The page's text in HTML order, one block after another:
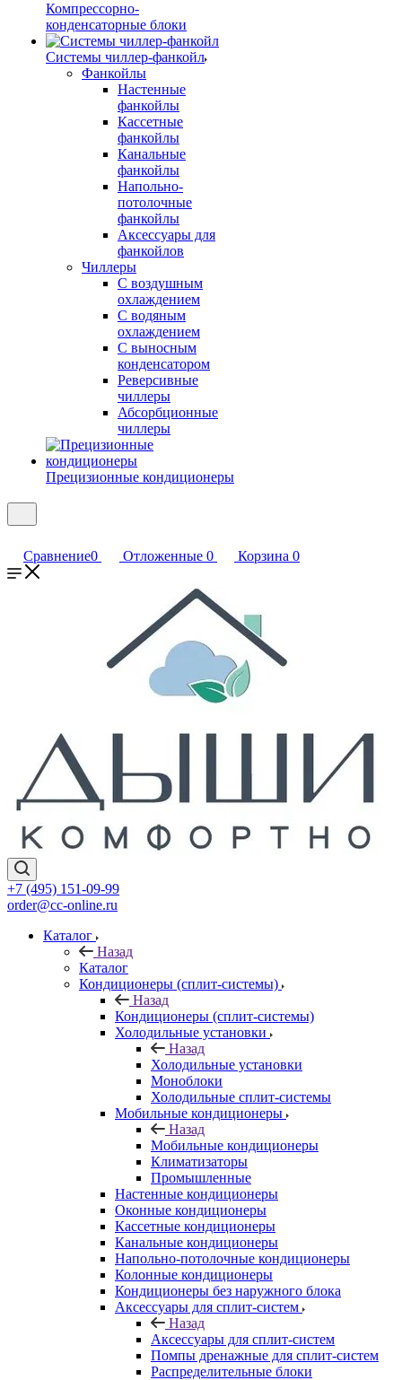
Компрессорно-
конденсаторные блоки
Системы чиллер-фанкойл
Фанкойлы
Настенные
фанкойлы
Кассетные
фанкойлы
Канальные
фанкойлы
Напольно-
потолочные
фанкойлы
Аксессуары для
фанкойлов
Чиллеры
С воздушным
охлаждением
С водяным
охлаждением
С выносным
конденсатором
Реверсивные
чиллеры
Абсорбционные
чиллеры
Прецизионные кондиционеры
Сравнение0 Отложенные 0 Корзина 0
+7 (495) 151-09-99
order@cc-online.ru
Каталог
Назад
Каталог
Кондиционеры (сплит-системы)
Назад
Кондиционеры (сплит-системы)
Холодильные установки
Назад
Холодильные установки
Моноблоки
Холодильные сплит-системы
Мобильные кондиционеры
Назад
Мобильные кондиционеры
Климатизаторы
Промышленные
Настенные кондиционеры
Оконные кондиционеры
Кассетные кондиционеры
Канальные кондиционеры
Напольно-потолочные кондиционеры
Колонные кондиционеры
Кондиционеры без наружного блока
Аксессуары для сплит-систем
Назад
Аксессуары для сплит-систем
Помпы дренажные для сплит-систем
Распределительные блоки